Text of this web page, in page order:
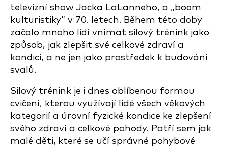
televizní show Jacka LaLanneho, a „boom
kulturistiky“ v 70. letech. Během této doby
začalo mnoho lidí vnímat silový trénink jako
způsob, jak zlepšit své celkové zdraví a
kondici, a ne jen jako prostředek k budování
svalů.
Silový trénink je i dnes oblíbenou formou
cvičení, kterou využívají lidé všech věkových
kategorií a úrovní fyzické kondice ke zlepšení
svého zdraví a celkové pohody. Patří sem jak
malé děti, které se učí správné pohybové